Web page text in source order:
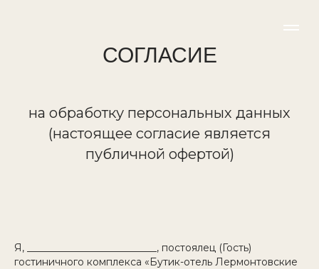
СОГЛАСИЕ
на обработку персональных данных
(настоящее согласие является
публичной офертой)
Я, __________________________, постоялец (Гость)
гостиничного комплекса «Бутик-отель Лермонтовские